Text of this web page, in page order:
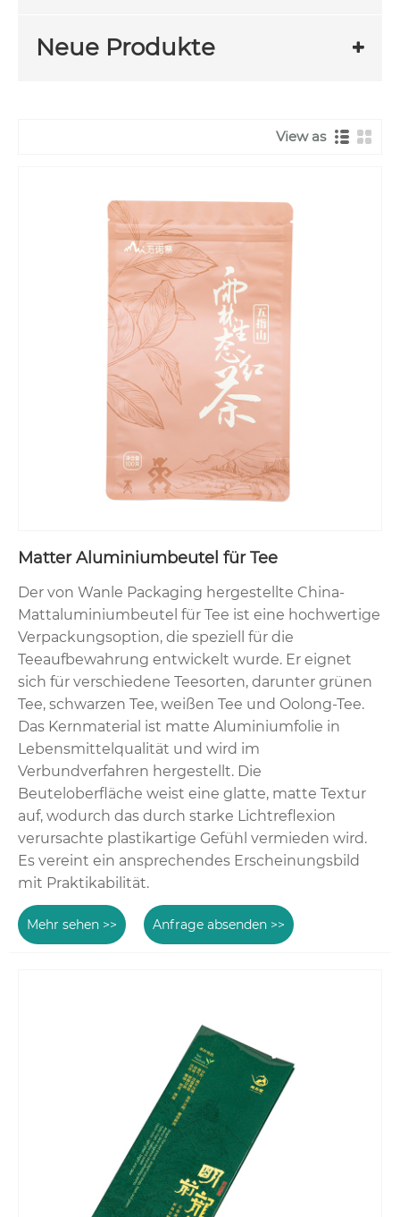
Neue Produkte
View as
Matter Aluminiumbeutel für Tee
Der von Wanle Packaging hergestellte China-
Mattaluminiumbeutel für Tee ist eine hochwertige
Verpackungsoption, die speziell für die
Teeaufbewahrung entwickelt wurde. Er eignet
sich für verschiedene Teesorten, darunter grünen
Tee, schwarzen Tee, weißen Tee und Oolong-Tee.
Das Kernmaterial ist matte Aluminiumfolie in
Lebensmittelqualität und wird im
Verbundverfahren hergestellt. Die
Beuteloberfläche weist eine glatte, matte Textur
auf, wodurch das durch starke Lichtreflexion
verursachte plastikartige Gefühl vermieden wird.
Es vereint ein ansprechendes Erscheinungsbild
mit Praktikabilität.
Mehr sehen >> Anfrage absenden >>